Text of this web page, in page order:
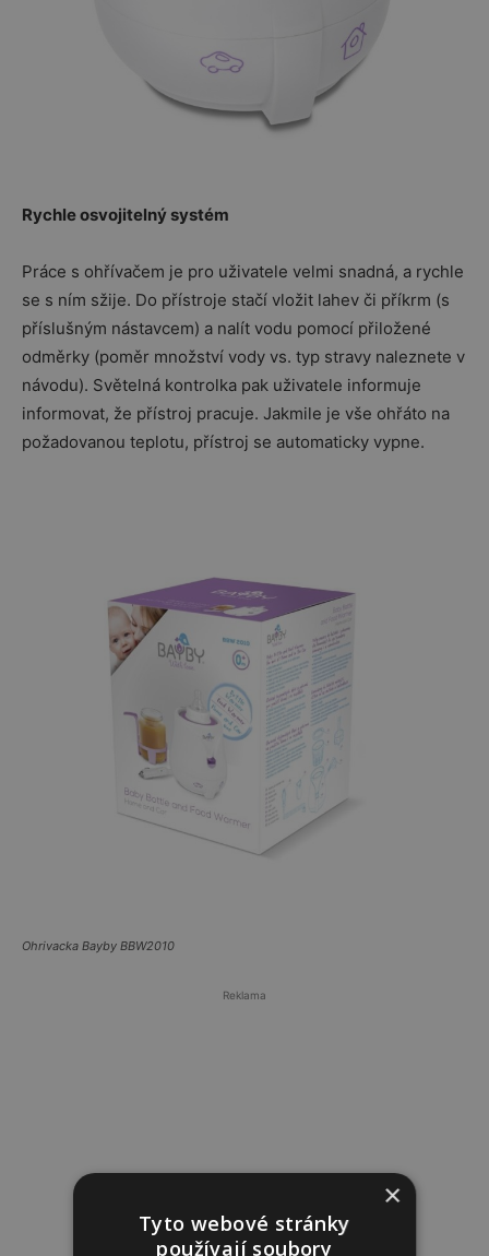
Rychle osvojitelný systém
Práce s ohřívačem je pro uživatele velmi snadná, a rychle
se s ním sžije. Do přístroje stačí vložit lahev či příkrm (s
příslušným nástavcem) a nalít vodu pomocí přiložené
odměrky (poměr množství vody vs. typ stravy naleznete v
návodu). Světelná kontrolka pak uživatele informuje
informovat, že přístroj pracuje. Jakmile je vše ohřáto na
požadovanou teplotu, přístroj se automaticky vypne.
Ohrivacka Bayby BBW2010
Reklama
×
Tyto webové stránky
používají soubory